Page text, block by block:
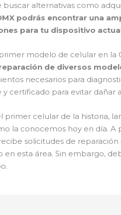
alternativas como
podrás encontrar una
para tu dispositivo
modelo de celular en la
de diversos
necesarios para
certificado para evitar dañar
primer celular de la historia,
la conocemos hoy en día.
solicitudes de
esta área. Sin embargo,